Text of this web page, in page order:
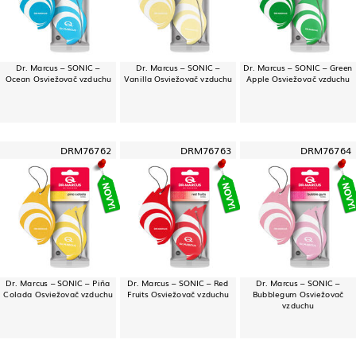
Dr. Marcus – SONIC –
Ocean Osviežovač vzduchu
Dr. Marcus – SONIC –
Vanilla Osviežovač vzduchu
Dr. Marcus – SONIC – Green
Apple Osviežovač vzduchu
DRM76762
Dr. Marcus – SONIC – Piña
Colada Osviežovač vzduchu
DRM76763
Dr. Marcus – SONIC – Red
Fruits Osviežovač vzduchu
DRM76764
Dr. Marcus – SONIC –
Bubblegum Osviežovač
vzduchu